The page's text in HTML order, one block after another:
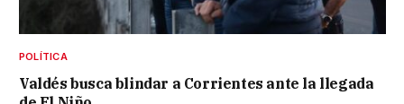
POLÍTICA
Valdés busca blindar a Corrientes ante la llegada